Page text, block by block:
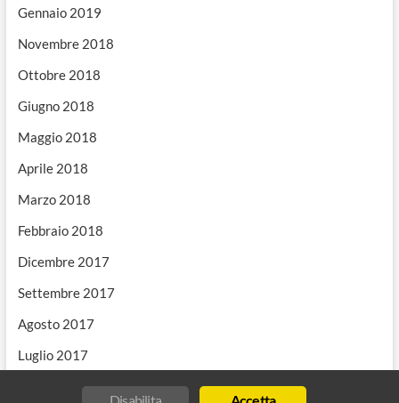
Gennaio 2019
Novembre 2018
Ottobre 2018
Giugno 2018
Maggio 2018
Aprile 2018
Marzo 2018
Febbraio 2018
Dicembre 2017
Settembre 2017
Agosto 2017
Luglio 2017